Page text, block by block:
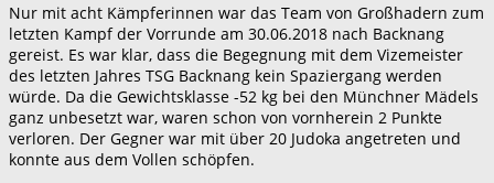
Nur mit acht Kämpferinnen war das Team von Großhadern zum
letzten Kampf der Vorrunde am 30.06.2018 nach Backnang
gereist. Es war klar, dass die Begegnung mit dem Vizemeister
des letzten Jahres TSG Backnang kein Spaziergang werden
würde. Da die Gewichtsklasse -52 kg bei den Münchner Mädels
ganz unbesetzt war, waren schon von vornherein 2 Punkte
verloren. Der Gegner war mit über 20 Judoka angetreten und
konnte aus dem Vollen schöpfen.